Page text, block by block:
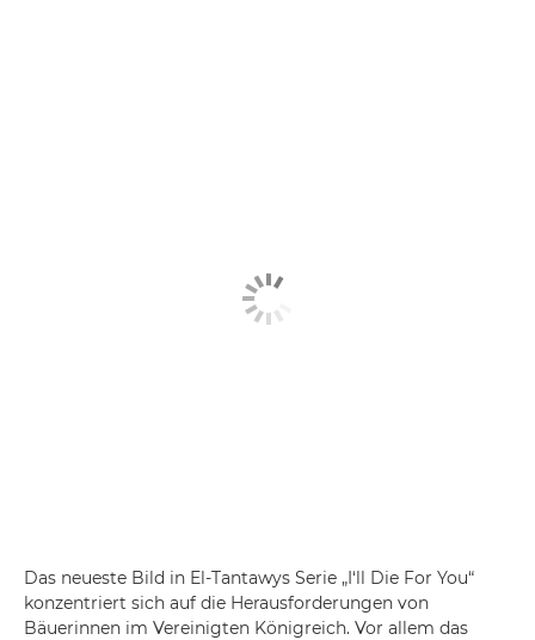
Das neueste Bild in El-Tantawys Serie „I‘ll Die For You“
konzentriert sich auf die Herausforderungen von
Bäuerinnen im Vereinigten Königreich. Vor allem das